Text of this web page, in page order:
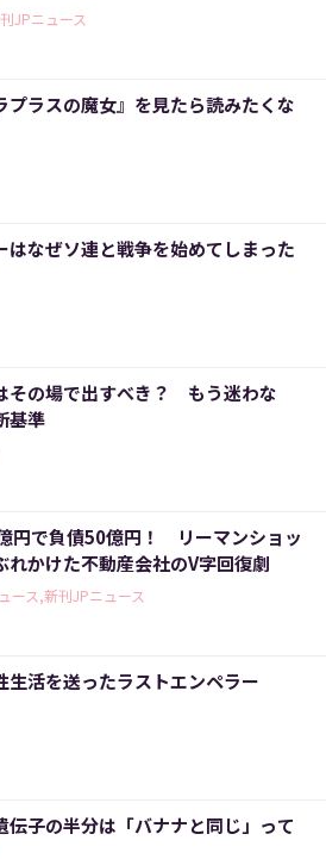
JPニュース
プラスの魔女』を見たら読みたくな
はなぜソ連と戦争を始めてしまった
その場で出すべき？ もう迷わな
基準
円で負債50億円！ リーマンショッ
れかけた不動産会社のV字回復劇
ース,新刊JPニュース
生活を送ったラストエンペラー
伝子の半分は「バナナと同じ」って